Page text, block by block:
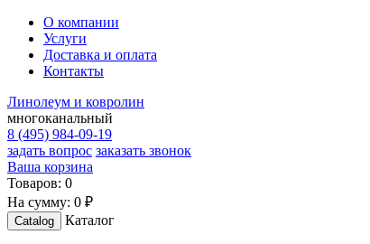
О компании
Услуги
Доставка и оплата
Контакты
Линолеум и ковролин
многоканальный
8 (495) 984-09-19
задать вопрос заказать звонок
Ваша корзина
Товаров: 0
На сумму: 0 ₽
Catalog Каталог